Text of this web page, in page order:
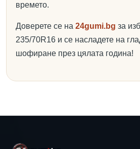
времето.
Доверете се на 24gumi.bg за
235/70R16 и се насладете на
шофиране през цялата година!